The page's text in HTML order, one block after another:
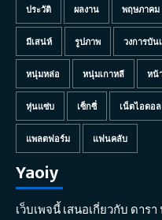
ประวัติ ผลงาน พฤษภาคม
มีเสน่ห์ รูปภาพ วงการบัน
หนุ่มหล่อ หนุ่มเกาหลี หน้
หุ่นแซ่บ เซ็กซี่ เน็ตไอดอล
แพลตฟอร์ม แฟนคลับ
Yaoiy
เว็บเพจนี้ เสนอเกี่ยวกับ ดาร